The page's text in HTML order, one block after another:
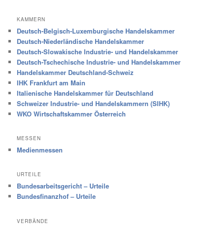
KAMMERN
Deutsch-Belgisch-Luxemburgische Handelskammer
Deutsch-Niederländische Handelskammer
Deutsch-Slowakische Industrie- und Handelskammer
Deutsch-Tschechische Industrie- und Handelskammer
Handelskammer Deutschland-Schweiz
IHK Frankfurt am Main
Italienische Handelskammer für Deutschland
Schweizer Industrie- und Handelskammern (SIHK)
WKO Wirtschaftskammer Österreich
MESSEN
Medienmessen
URTEILE
Bundesarbeitsgericht – Urteile
Bundesfinanzhof – Urteile
VERBÄNDE